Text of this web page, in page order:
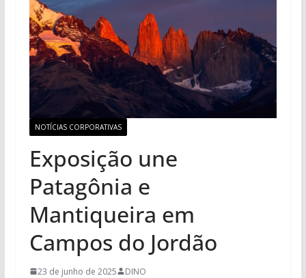
NOTÍCIAS CORPORATIVAS
Exposição une
Patagônia e
Mantiqueira em
Campos do Jordão
23 de junho de 2025
DINO